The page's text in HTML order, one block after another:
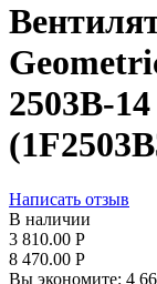
2503B-
Написать отзыв
В наличии
3 810.00 Р
8 470.00 Р
Вы экономите: 4